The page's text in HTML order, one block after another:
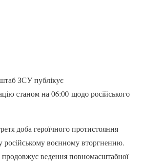
ЗСУ публікує
станом на 06:00 щодо російського
доба героїчного протистояння
російському воєнному вторгненню.
продовжує ведення повномасштабної